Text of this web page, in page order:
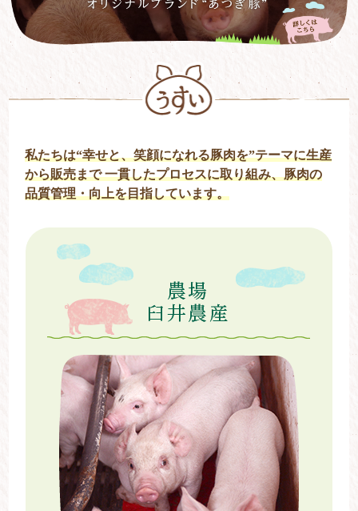
私たちは“幸せと、笑顔になれる豚肉を”テーマに生産
から販売まで一貫したプロセスに取り組み、豚肉の
品質管理・向上を目指しています。